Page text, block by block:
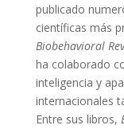
publicado
científicas más
Biobehavioral
ha colaborado
inteligencia y
internacionales
Entre sus libros,